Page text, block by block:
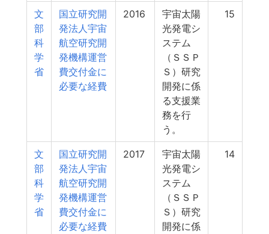
文
部
科
学
省
国立研究開
発法人宇宙
航空研究開
発機構運営
費交付金に
必要な経費
2016
宇宙太陽
光発電シ
ステム
（ＳＳＰ
Ｓ）研究
開発に係
る支援業
務を行
う。
15
文
部
科
学
省
国立研究開
発法人宇宙
航空研究開
発機構運営
費交付金に
必要な経費
2017
宇宙太陽
光発電シ
ステム
（ＳＳＰ
Ｓ）研究
開発に係
14